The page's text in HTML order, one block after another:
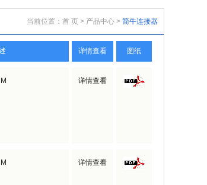
当前位置： 首 页 > 产品中心 > 简牛连接器
详情查看 图纸
详情查看
详情查看